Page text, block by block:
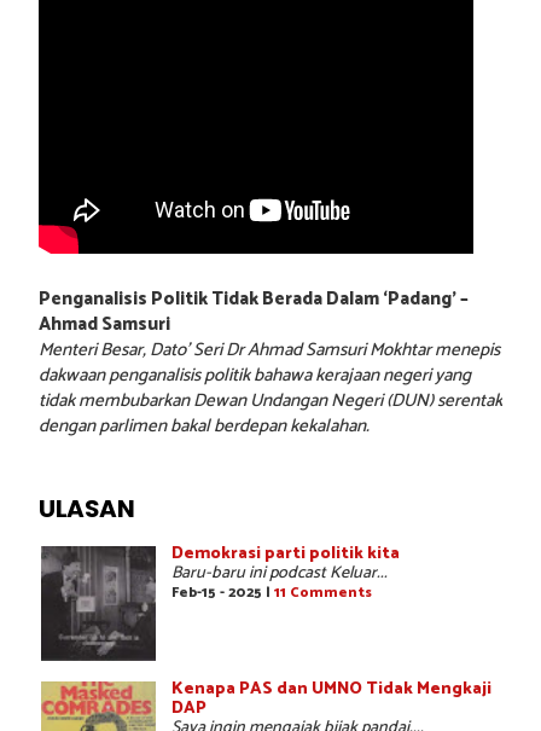
Penganalisis Politik Tidak Berada Dalam ‘Padang’ –
Ahmad Samsuri
Menteri Besar, Dato’ Seri Dr Ahmad Samsuri Mokhtar menepis
dakwaan penganalisis politik bahawa kerajaan negeri yang
tidak membubarkan Dewan Undangan Negeri (DUN) serentak
dengan parlimen bakal berdepan kekalahan.
ULASAN
Demokrasi parti politik kita
Baru-baru ini podcast Keluar...
Feb-15 - 2025 | 11 Comments
Kenapa PAS dan UMNO Tidak Mengkaji
DAP